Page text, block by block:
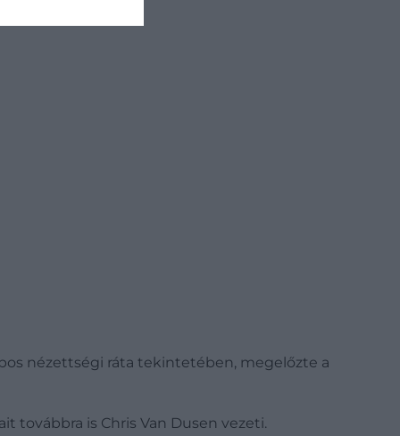
nézettségi ráta tekintetében, megelőzte a
továbbra is Chris Van Dusen vezeti.